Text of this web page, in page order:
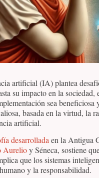
artificial (IA) plantea
su impacto en la
sea beneficiosa
basada en la virtud, la
artificial.
desarrolladaen la Antigua
Aurelioy Séneca, sostiene
que los sistemas
y la responsabilidad.